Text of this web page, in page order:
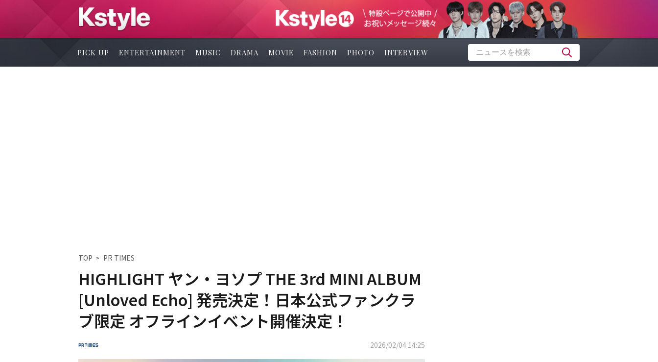
PICK UP ENTERTAINMENT MUSIC DRAMA MOVIE FASHION PHOTO INTERVIEW
TOP PR TIMES
HIGHLIGHT ヤン・ヨソプ THE 3rd MINI ALBUM
[Unloved Echo] 発売決定！日本公式ファンクラ
ブ限定 オフラインイベント開催決定！
2026/02/04 14:25